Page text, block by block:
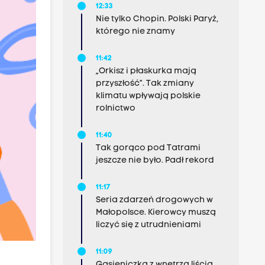
12:33
Nie tylko Chopin. Polski Paryż,
którego nie znamy
11:42
„Orkisz i płaskurka mają
przyszłość”. Tak zmiany
klimatu wpływają polskie
rolnictwo
11:40
Tak gorąco pod Tatrami
jeszcze nie było. Padł rekord
11:17
Seria zdarzeń drogowych w
Małopolsce. Kierowcy muszą
liczyć się z utrudnieniami
11:09